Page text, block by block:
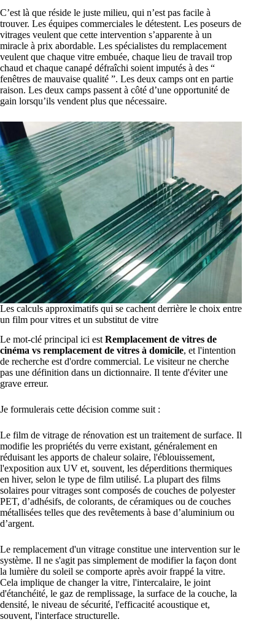
C’est là que réside le juste milieu, qui n’est pas facile à
trouver. Les équipes commerciales le détestent. Les poseurs de
vitrages veulent que cette intervention s’apparente à un
miracle à prix abordable. Les spécialistes du remplacement
veulent que chaque vitre embuée, chaque lieu de travail trop
chaud et chaque canapé défraîchi soient imputés à des “
fenêtres de mauvaise qualité ”. Les deux camps ont en partie
raison. Les deux camps passent à côté d’une opportunité de
gain lorsqu’ils vendent plus que nécessaire.
Les calculs approximatifs qui se cachent derrière le choix entre
un film pour vitres et un substitut de vitre
Le mot-clé principal ici estRemplacement de vitres de
cinéma vs remplacement de vitres à domicile, et l'intention
de recherche est d'ordre commercial. Le visiteur ne cherche
pas une définition dans un dictionnaire. Il tente d'éviter une
grave erreur.
Je formulerais cette décision comme suit :
Le film de vitrage de rénovation est un traitement de surface. Il
modifie les propriétés du verre existant, généralement en
réduisant les apports de chaleur solaire, l'éblouissement,
l'exposition aux UV et, souvent, les déperditions thermiques
en hiver, selon le type de film utilisé. La plupart des films
solaires pour vitrages sont composés de couches de polyester
PET, d’adhésifs, de colorants, de céramiques ou de couches
métallisées telles que des revêtements à base d’aluminium ou
d’argent.
Le remplacement d'un vitrage constitue une intervention sur le
système. Il ne s'agit pas simplement de modifier la façon dont
la lumière du soleil se comporte après avoir frappé la vitre.
Cela implique de changer la vitre, l'intercalaire, le joint
d'étanchéité, le gaz de remplissage, la surface de la couche, la
densité, le niveau de sécurité, l'efficacité acoustique et,
souvent, l'interface structurelle.